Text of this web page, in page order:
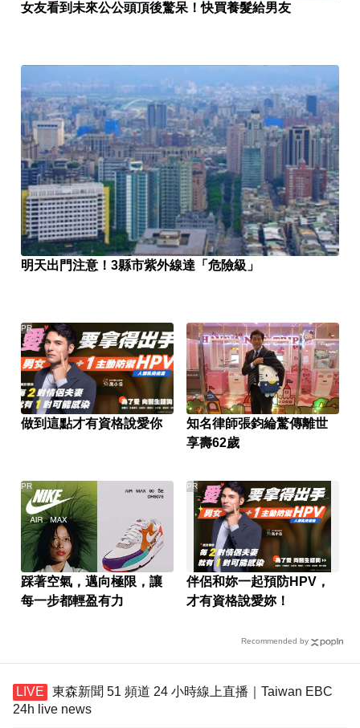
女友看到未來公公頭頂後驚呆！快買養髮給男友
明天出門注意！3縣市紫外線達「危險級」
做到這點才有資格說愛你
PR
知名律師張鈞綸驚傳離世
享壽62歲
踩著空氣，邁向極限，讓
每一步都輕盈有力
PR
伴侶和妳一起預防HPV，
才有資格說愛妳！
PR
Recommended by
東森新聞 51 頻道 24 小時線上直播｜Taiwan EBC
24h live news